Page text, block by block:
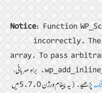
Notice: Function
incorrectly. The
array. To pass
wp_add_inline_script() function instead. براہ مہربانی،
پڑھیے۔ (یہ پیغام ورژن 5.7.0 میں